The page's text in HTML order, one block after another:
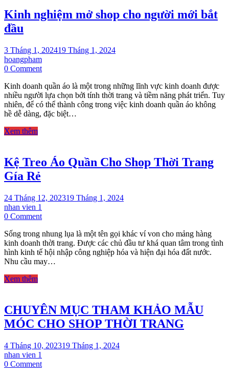
Em
Kinh nghiệm mở shop cho người mới bắt
đầu
3 Tháng 1, 202419 Tháng 1, 2024
hoangpham
0 Commenton
nghiệm
mở
shop
cho
Kinh doanh quần áo là một trong những lĩnh vực kinh doanh được
nhiều người lựa chọn bởi tính thời trang và tiềm năng phát triển. Tuy
nhiên, để có thể thành công trong việc kinh doanh quần áo không
hề dễ dàng, đặc biệt…
Xem thêm
Kệ Treo Áo Quần Cho Shop Thời Trang
Gía Rẻ
24 Tháng 12, 202319 Tháng 1, 2024
nhan vien 1
0 Commenton
Treo
Áo
Quần
Cho
Rẻ
Sống trong nhung lụa là một tên gọi khác ví von cho mảng hàng
kinh doanh thời trang. Được các chủ đầu tư khá quan tâm trong tình
hình kinh tế hội nhập công nghiệp hóa và hiện đại hóa đất nước.
Nhu cầu may…
Xem thêm
CHUYÊN MỤC THAM KHẢO MẪU
MÓC CHO SHOP THỜI TRANG
4 Tháng 10, 202319 Tháng 1, 2024
nhan vien 1
0 Commenton